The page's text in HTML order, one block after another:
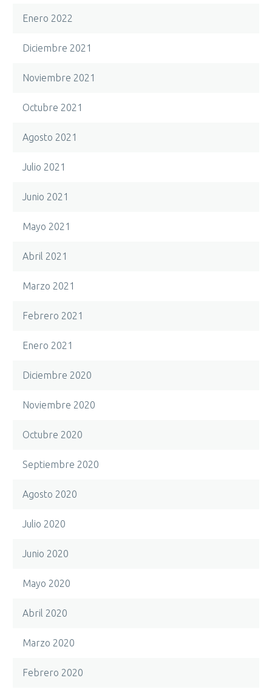
Enero 2022
Diciembre 2021
Noviembre 2021
Octubre 2021
Agosto 2021
Julio 2021
Junio 2021
Mayo 2021
Abril 2021
Marzo 2021
Febrero 2021
Enero 2021
Diciembre 2020
Noviembre 2020
Octubre 2020
Septiembre 2020
Agosto 2020
Julio 2020
Junio 2020
Mayo 2020
Abril 2020
Marzo 2020
Febrero 2020